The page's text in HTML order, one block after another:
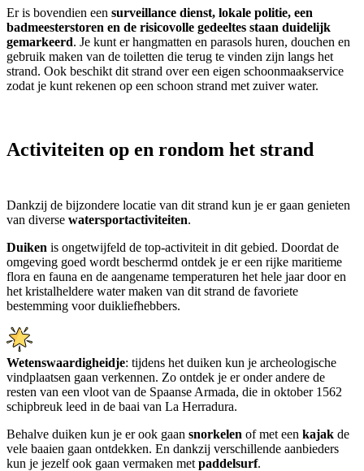
Er is bovendien een surveillance dienst, lokale politie, een
badmeesterstoren en de risicovolle gedeeltes staan duidelijk
gemarkeerd. Je kunt er hangmatten en parasols huren, douchen en
gebruik maken van de toiletten die terug te vinden zijn langs het
strand. Ook beschikt dit strand over een eigen schoonmaakservice
zodat je kunt rekenen op een schoon strand met zuiver water.
Activiteiten op en rondom het strand
Dankzij de bijzondere locatie van dit strand kun je er gaan genieten
van diverse watersportactiviteiten.
Duiken is ongetwijfeld de top-activiteit in dit gebied. Doordat de
omgeving goed wordt beschermd ontdek je er een rijke maritieme
flora en fauna en de aangename temperaturen het hele jaar door en
het kristalheldere water maken van dit strand de favoriete
bestemming voor duikliefhebbers.
Wetenswaardigheidje: tijdens het duiken kun je archeologische
vindplaatsen gaan verkennen. Zo ontdek je er onder andere de
resten van een vloot van de Spaanse Armada, die in oktober 1562
schipbreuk leed in de baai van La Herradura.
Behalve duiken kun je er ook gaan snorkelen of met een kajak de
vele baaien gaan ontdekken. En dankzij verschillende aanbieders
kun je jezelf ook gaan vermaken met paddelsurf.